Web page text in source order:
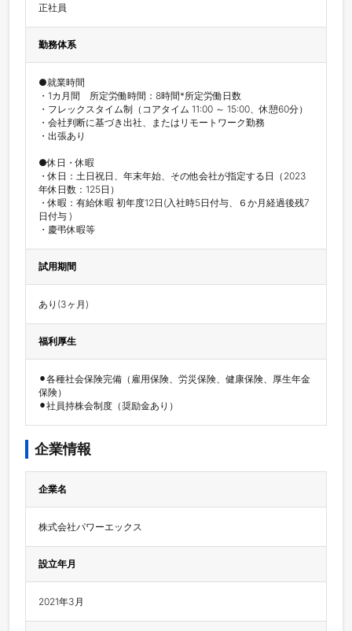
正社員
勤務体系
●就業時間
・1カ月間　所定労働時間：8時間*所定労働日数
・フレックスタイム制（コアタイム 11:00 ～ 15:00、休憩60分）
・会社判断に基づき出社、またはリモートワーク勤務
・出張あり
●休日・休暇
・休日：土日祝日、年末年始、その他会社が指定する日（2023
年休日数：125日）
・休暇：有給休暇 初年度12日(入社時5日付与、６か月経過後残7
日付与 )
・慶弔休暇等
試用期間
あり(3ヶ月)
福利厚生
⚫︎各種社会保険完備（雇用保険、労災保険、健康保険、厚生年金
保険）
⚫︎社員持株会制度（奨励金あり）
企業情報
企業名
株式会社パワーエックス
設立年月
2021年3月